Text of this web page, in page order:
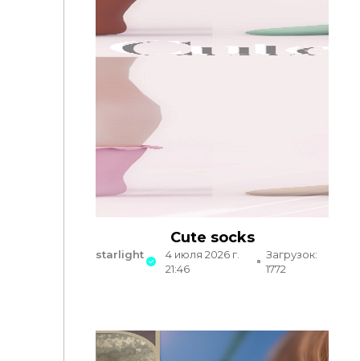
Cute socks
starlight
4 июля 2026 г.
21:46
Загрузок:
1772